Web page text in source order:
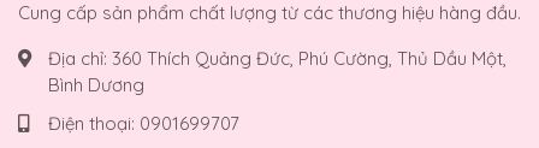
Cung cấp sản phẩm chất lượng từ các thương hiệu hàng đầu.
Địa chỉ: 360 Thích Quảng Đức, Phú Cường, Thủ Dầu Một,
Bình Dương
Điện thoại: 0901699707